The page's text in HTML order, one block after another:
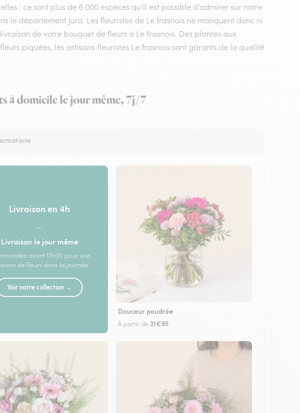
: ce sont plus de 6 000 espèces qu’il est possible d’admirer sur notre
le département Jura. Les fleuristes de Le frasnois ne manquent donc ni
de votre bouquet de fleurs à Le frasnois. Des plantes aux
piquées, les artisans fleuristes Le frasnois sont garants de la qualité
à domicile le jour même, 7j/7
Livraison en 4h
—
Livraison le jour même
avant 17h00 pour une
de fleurs dans la journée
Voir notre collection →
Douceur poudrée
À partir de 31€95